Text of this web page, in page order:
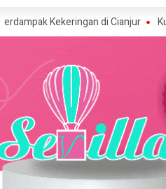
Kekeringan di Cianjur Kunker ke